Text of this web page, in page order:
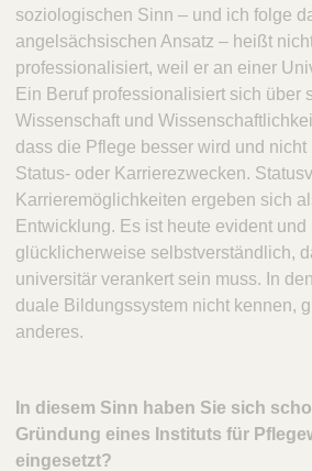
soziologischen Sinn – und ich folge
angelsächsischen Ansatz – heißt
professionalisiert, weil er an einer
Ein Beruf professionalisiert sich über
Wissenschaft und
dass die Pflege besser wird und
Status- oder Karrierezwecken.
Karrieremöglichkeiten ergeben sich
Entwicklung. Es ist heute evident und
glücklicherweise selbstverständlich,
universitär verankert sein muss. In
duale Bildungssystem nicht kennen,
anderes.
In diesem Sinn haben Sie sich
Gründung eines Instituts für
eingesetzt?